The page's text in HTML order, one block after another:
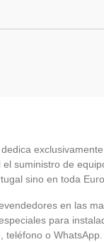
suministro de
sino en toda
en las
para
teléfono o WhatsApp.